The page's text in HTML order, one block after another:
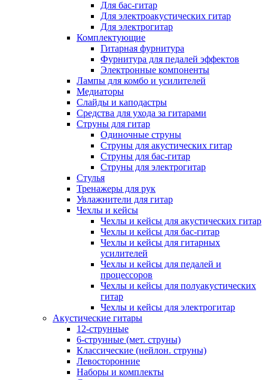
Для бас-гитар
Для электроакустических гитар
Для электрогитар
Комплектующие
Гитарная фурнитура
Фурнитура для педалей эффектов
Электронные компоненты
Лампы для комбо и усилителей
Медиаторы
Слайды и каподастры
Средства для ухода за гитарами
Струны для гитар
Одиночные струны
Струны для акустических гитар
Струны для бас-гитар
Струны для электрогитар
Стулья
Тренажеры для рук
Увлажнители для гитар
Чехлы и кейсы
Чехлы и кейсы для акустических гитар
Чехлы и кейсы для бас-гитар
Чехлы и кейсы для гитарных
усилителей
Чехлы и кейсы для педалей и
процессоров
Чехлы и кейсы для полуакустических
гитар
Чехлы и кейсы для электрогитар
Акустические гитары
12-струнные
6-струнные (мет. струны)
Классические (нейлон. струны)
Левосторонние
Наборы и комплекты